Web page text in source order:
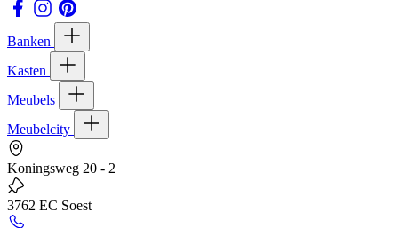
Banken
Kasten
Meubels
Meubelcity
Koningsweg 20 - 2
3762 EC Soest